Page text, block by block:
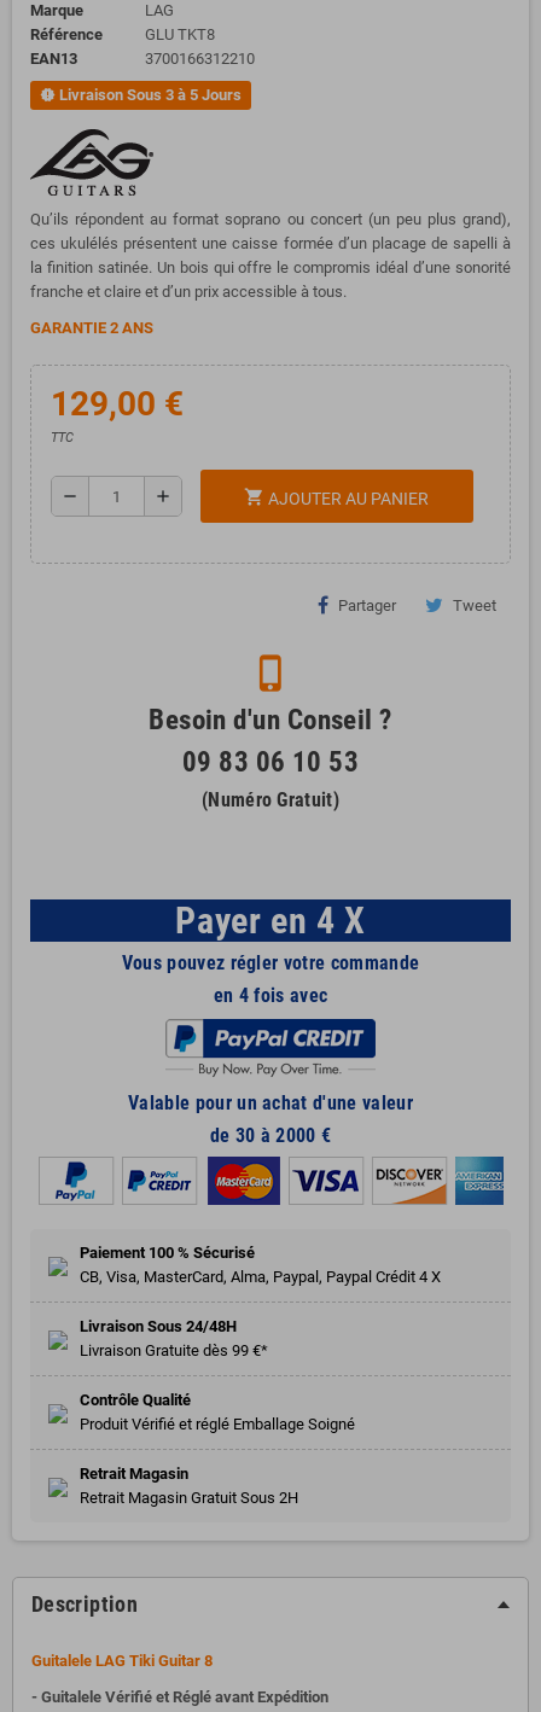
Marque
LAG
Référence
GLU TKT8
EAN13
3700166312210
new_releases Livraison Sous 3 à 5 Jours
Qu’ils répondent au format soprano ou concert (un peu plus grand),
ces ukulélés présentent une caisse formée d’un placage de sapelli à
la finition satinée. Un bois qui offre le compromis idéal d’une sonorité
franche et claire et d’un prix accessible à tous.
GARANTIE 2 ANS
129,00 €
TTC
remove add shopping_cart AJOUTER AU PANIER
Partager Tweet
phone_iphone
Besoin d'un Conseil ?
09 83 06 10 53
(Numéro Gratuit)
Payer en 4 X
Vous pouvez régler votre commande
en 4 fois avec
Valable pour un achat d'une valeur
de 30 à 2000 €
Paiement 100 % Sécurisé
CB, Visa, MasterCard, Alma, Paypal, Paypal Crédit 4 X
Livraison Sous 24/48H
Livraison Gratuite dès 99 €*
Contrôle Qualité
Produit Vérifié et réglé Emballage Soigné
Retrait Magasin
Retrait Magasin Gratuit Sous 2H
Description
Guitalele LAG Tiki Guitar 8
- Guitalele Vérifié et Réglé avant Expédition